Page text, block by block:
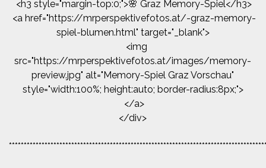
<h3 style="margin-top:0;">🌸 Graz Memory-Spiel</h3>
<a href="https://mrperspektivefotos.at/-graz-memory-
spiel-blumen.html" target="_blank">
<img
src="https://mrperspektivefotos.at/images/memory-
preview.jpg" alt="Memory-Spiel Graz Vorschau"
style="width:100%; height:auto; border-radius:8px;">
</a>
</div>